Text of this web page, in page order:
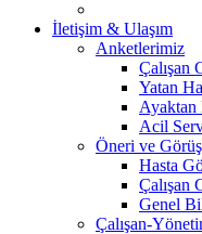
İletişim & Ulaşım
Anketlerimiz
Çalışan
Yatan
Ayaktan
Acil
Öneri ve
Hasta
Çalışan
Genel
Çalışan-